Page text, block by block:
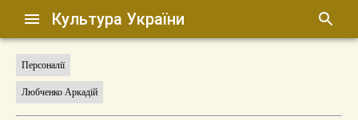
Культура України
Персоналії
Любченко Аркадій